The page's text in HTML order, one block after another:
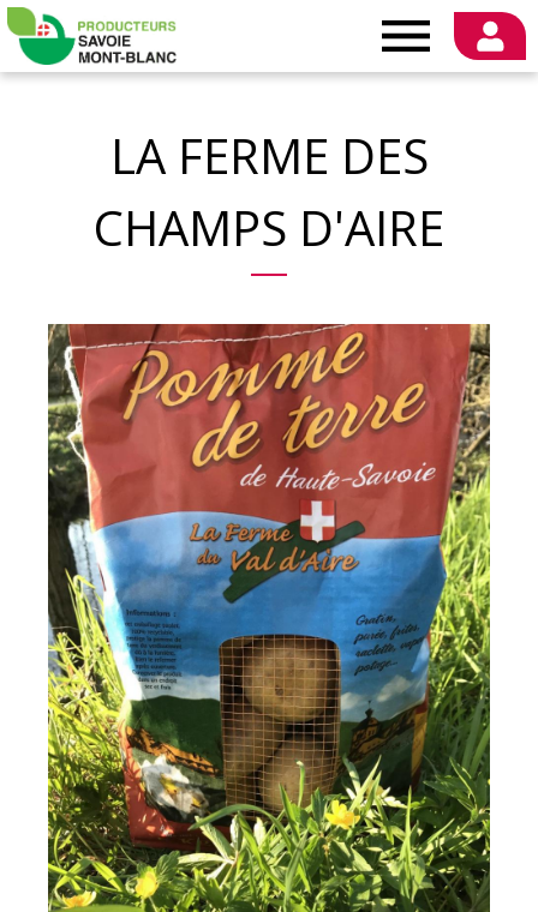
Mont-
Blanc
LA FERME DES
CHAMPS D'AIRE